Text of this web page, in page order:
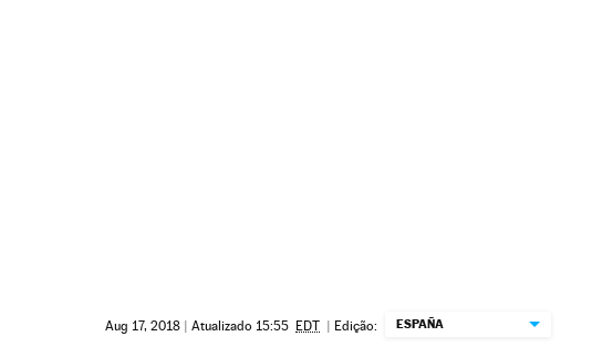
Aug 17, 2018 | Atualizado 15:55 EDT | Edição: ESPAÑA